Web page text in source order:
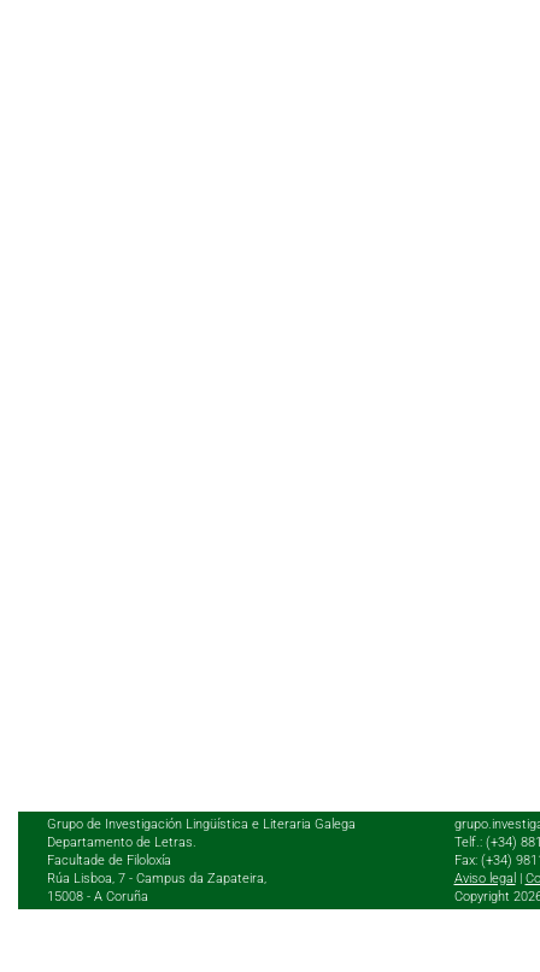
Grupo de Investigación Lingüística e Literaria Galega
Departamento de Letras.
Facultade de Filoloxía
Rúa Lisboa, 7 - Campus da Zapateira,
15008 - A Coruña
Telf.: (+34)
Fax: (+34)
Aviso legal
Copyright